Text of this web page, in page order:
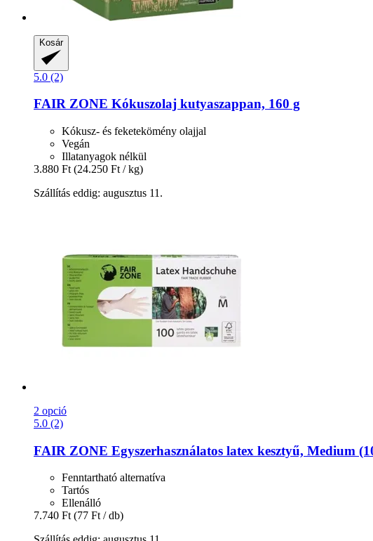
Kosár
5.0 (2)
FAIR ZONE Kókuszolaj kutyaszappan, 160 g
Kókusz- és feketekömény olajjal
Vegán
Illatanyagok nélkül
3.880 Ft (24.250 Ft / kg)
Szállítás eddig: augusztus 11.
2 opció
5.0 (2)
FAIR ZONE Egyszerhasználatos latex kesztyű, Medium
Fenntartható alternatíva
Tartós
Ellenálló
7.740 Ft (77 Ft / db)